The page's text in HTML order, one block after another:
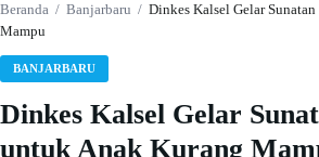
Beranda / Banjarbaru / Dinkes Kalsel Gelar
Mampu
BANJARBARU
Dinkes Kalsel Gelar
untuk Anak Kurang